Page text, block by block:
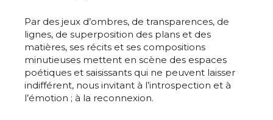
Par des jeux d’ombres, de transparences, de
lignes, de superposition des plans et des
matières, ses récits et ses compositions
minutieuses mettent en scène des espaces
poétiques et saisissants qui ne peuvent laisser
indifférent, nous invitant à l’introspection et à
l’émotion ; à la reconnexion.